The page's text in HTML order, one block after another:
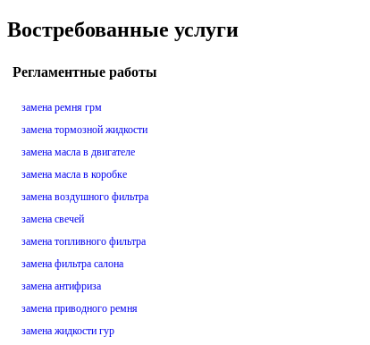
Востребованные услуги
Регламентные работы
замена ремня грм
замена тормозной жидкости
замена масла в двигателе
замена масла в коробке
замена воздушного фильтра
замена свечей
замена топливного фильтра
замена фильтра салона
замена антифриза
замена приводного ремня
замена жидкости гур